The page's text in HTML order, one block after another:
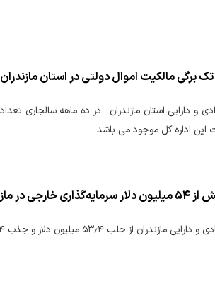
برگی مالکیت اموال دولتی در استان مازندران
این اداره کل موجود می باشد.
در مازندران
دلار و جذب ۱٫۴ میلیون دلار سرمایه‌گذاری خارجی تا پایان دی‌ماه سالجاری خبر داد.